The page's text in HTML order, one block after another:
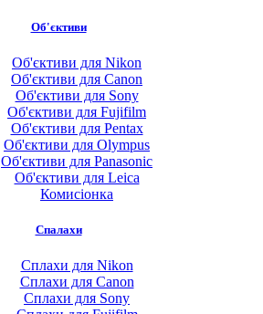
Об'єктиви
Об'єктиви для Nikon
Об'єктиви для Canon
Об'єктиви для Sony
Об'єктиви для Fujifilm
Об'єктиви для Pentax
Об'єктиви для Olympus
Об'єктиви для Panasonic
Об'єктиви для Leica
Комисіонка
Спалахи
Сплахи для Nikon
Сплахи для Canon
Сплахи для Sony